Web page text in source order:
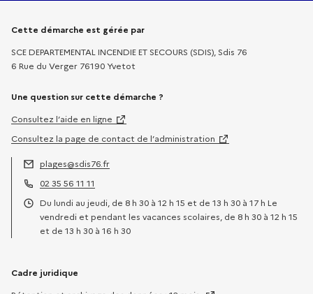
Informations sur la démarche
Cette démarche est gérée par
SCE DEPARTEMENTAL INCENDIE ET SECOURS (SDIS), Sdis 76
6 Rue du Verger 76190 Yvetot
Une question sur cette démarche ?
Consultez l’aide en ligne
Consultez la page de contact de l’administration
Adresse électronique :
plages@sdis76.fr
Téléphone :
02 35 56 11 11
Horaires :
Du lundi au jeudi, de 8 h 30 à 12 h 15 et de 13 h 30 à 17 h Le
vendredi et pendant les vacances scolaires, de 8 h 30 à 12 h 15
et de 13 h 30 à 16 h 30
Cadre juridique